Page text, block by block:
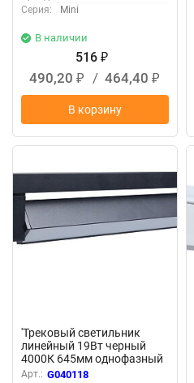
Серия:
Mini
В наличии
516 ₽
490,20 ₽ / 464,40 ₽
В корзину
'Трековый светильник
линейный 19Вт черный
4000К 645мм однофазный
TL-L645-BL-19-NW 040118
Арт.: G040118